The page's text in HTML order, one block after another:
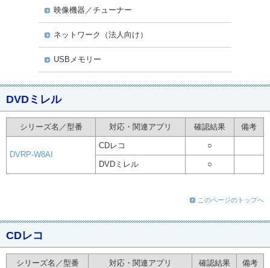
映像機器／チューナー
ネットワーク（法人向け）
USBメモリー
DVDミレル
シリーズ名／型番 対応・関連アプリ 確認結果 備考
DVRP-W8AI
CDレコ ○
DVDミレル ○
このページのトップへ
CDレコ
シリーズ名／型番 対応・関連アプリ 確認結果 備考